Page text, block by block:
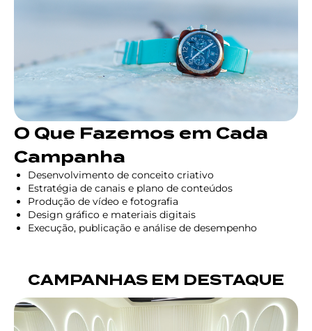
O Que Fazemos em Cada
Campanha
Desenvolvimento de conceito criativo
Estratégia de canais e plano de conteúdos
Produção de vídeo e fotografia
Design gráfico e materiais digitais
Execução, publicação e análise de desempenho
CAMPANHAS EM DESTAQUE